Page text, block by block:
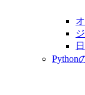
Python